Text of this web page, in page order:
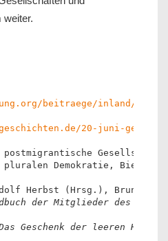
weiter.
beitraege/inland/
20-juni-
postmigrantische
pluralen Demokratie,
Herbst (Hrsg.), Bruno
der Mitglieder des
Geschenk der leeren